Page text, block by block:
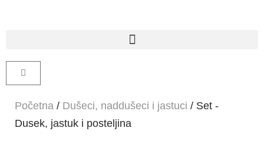
Početna / Dušeci, naddušeci i jastuci / Set -
Dusek, jastuk i posteljina